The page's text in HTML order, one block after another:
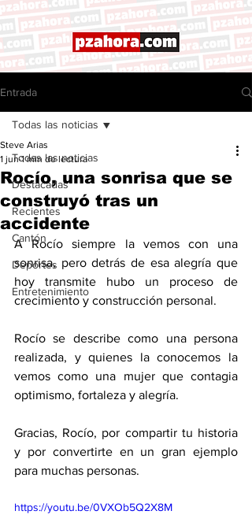
Entrada
Todas las noticias
Destacadas
Recientes
Cantón
Deportes
Entretenimiento
Todas las noticias
Rocío, una sonrisa que se
construyó tras un
accidente
Steve Arias
1 jun 1 min de lectura
A Rocío siempre la vemos con una
sonrisa, pero detrás de esa alegría que
hoy transmite hubo un proceso de
crecimiento y construcción personal.
Rocío se describe como una persona
realizada, y quienes la conocemos la
vemos como una mujer que contagia
optimismo, fortaleza y alegría.
Gracias, Rocío, por compartir tu historia
y por convertirte en un gran ejemplo
para muchas personas.
https://youtu.be/0VXOb5Q2X8M